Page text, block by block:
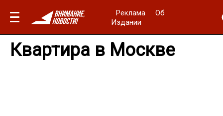
Реклама
Об
Издании
Квартира в Москве